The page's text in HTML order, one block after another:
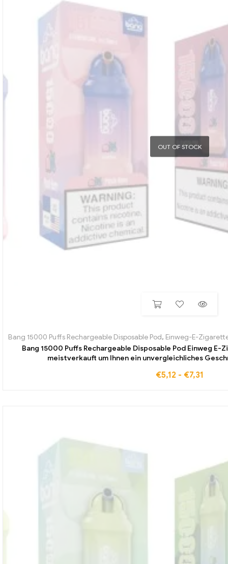
OUT OF STOCK
Bang 15000 Puffs Rechargeable Disposable Pod, Einweg-E-
Bang 15000 Puffs Rechargeable Disposable Pod Einweg
meistverkauft um Ihnen ein unvergleichliches
€5,12 - €7,31